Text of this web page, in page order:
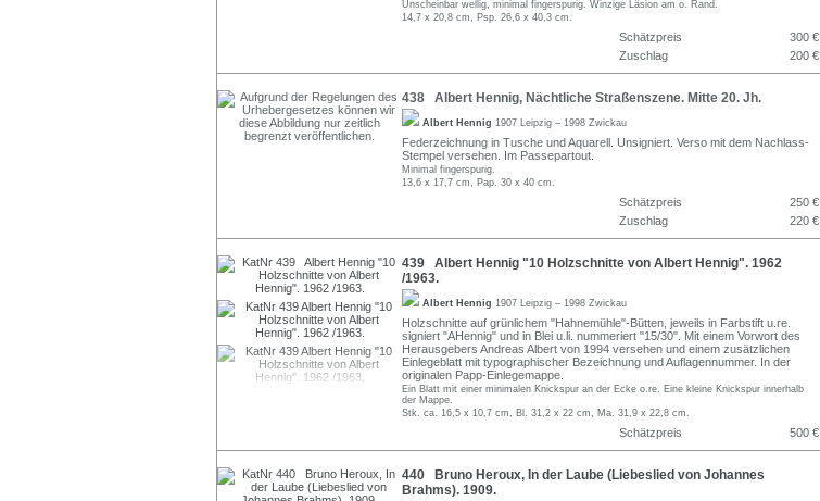
Unscheinbar wellig, minimal fingerspurig. Winzige Läsion am o. Rand.
14,7 x 20,8 cm, Psp. 26,6 x 40,3 cm.
Schätzpreis
300 €
Zuschlag
200 €
438 Albert Hennig, Nächtliche Straßenszene. Mitte 20. Jh.
Albert Hennig 1907 Leipzig – 1998 Zwickau
Federzeichnung in Tusche und Aquarell. Unsigniert. Verso mit dem Nachlass-
Stempel versehen. Im Passepartout.
Minimal fingerspurig.
13,6 x 17,7 cm, Pap. 30 x 40 cm.
Schätzpreis
250 €
Zuschlag
220 €
439 Albert Hennig "10 Holzschnitte von Albert Hennig". 1962
/1963.
Albert Hennig 1907 Leipzig – 1998 Zwickau
Holzschnitte auf grünlichem "Hahnemühle"-Bütten, jeweils in Farbstift u.re.
signiert "AHennig" und in Blei u.li. nummeriert "15/30". Mit einem Vorwort des
Herausgebers Andreas Albert von 1994 versehen und einem zusätzlichen
Einlegeblatt mit typographischer Bezeichnung und Auflagennummer. In der
originalen Papp-Einlegemappe.
Ein Blatt mit einer minimalen Knickspur an der Ecke o.re. Eine kleine Knickspur innerhalb
der Mappe.
Stk. ca. 16,5 x 10,7 cm, Bl. 31,2 x 22 cm, Ma. 31,9 x 22,8 cm.
Schätzpreis 500 €
440 Bruno Heroux, In der Laube (Liebeslied von Johannes
Brahms). 1909.